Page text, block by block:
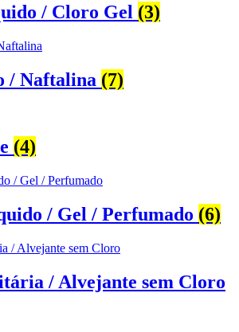
/ Cloro Gel (3)
/ Naftalina (7)
(4)
/ Gel / Perfumado (6)
/ Alvejante sem Cloro